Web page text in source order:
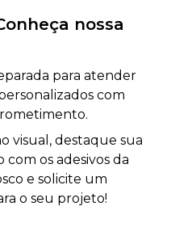
nossa
para atender
com
visual, destaque sua
os adesivos da
e solicite um
o seu projeto!